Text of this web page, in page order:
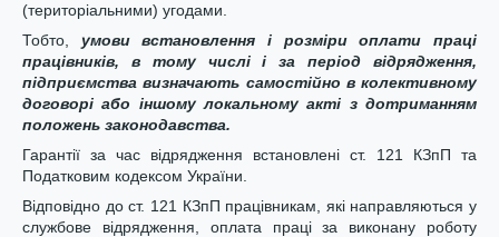
(територіальними) угодами.
Тобто, умови встановлення і розміри оплати праці
працівників, в тому числі і за період відрядження,
підприємства визначають самостійно в колективному
договорі або іншому локальному акті з дотриманням
положень законодавства.
Гарантії за час відрядження встановлені ст. 121 КЗпП та
Податковим кодексом України.
Відповідно до ст. 121 КЗпП працівникам, які направляються у
службове відрядження, оплата праці за виконану роботу